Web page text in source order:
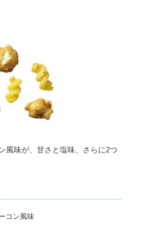
風味が、甘さと塩味、さらに2つ
コン風味